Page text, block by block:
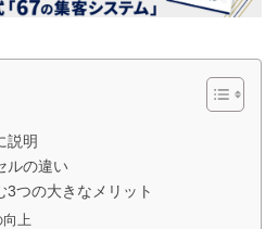
説明
ルの違い
3つの大きなメリット
上